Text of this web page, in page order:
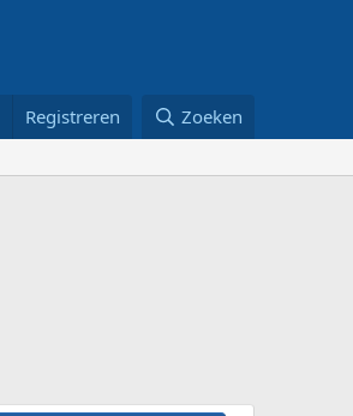
Registreren Zoeken